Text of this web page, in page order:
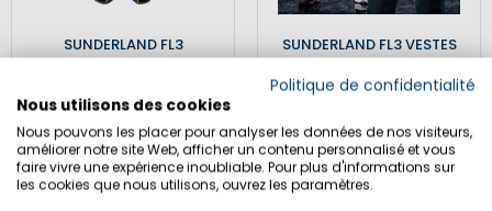
SUNDERLAND FL3
299,90 € 359,90 €
Incl. T.V.A.
SUNDERLAND FL3 VESTES
299,90 € 379,90 €
Incl. T.V.A.
Politique de confidentialité
Nous utilisons des cookies
Nous pouvons les placer pour analyser les données de nos visiteurs,
améliorer notre site Web, afficher un contenu personnalisé et vous
faire vivre une expérience inoubliable. Pour plus d'informations sur
les cookies que nous utilisons, ouvrez les paramètres.